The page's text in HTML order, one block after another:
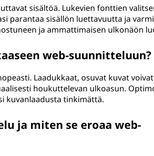
sisältöä. Lukevien fonttien
parantaa sisällön luettavuutta ja
ja ammattimaisen ulkonäön
web-suunnitteluun?
Laadukkaat, osuvat kuvat
houkuttelevan ulkoasun.
kuvanlaadusta tinkimättä.
ja miten se eroaa web-